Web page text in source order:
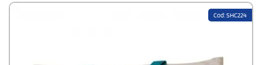
Cod: SHC224